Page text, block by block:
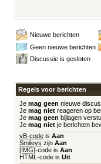
Nieuwe berichten
Geen nieuwe berichten
Discussie is gesloten
Regels voor berichten
Je mag geen nieuwe
Je mag niet reageren op
Je mag geen bijlagen
Je mag niet je berichten
vB-code is Aan
Smileys zijn Aan
[IMG]-code is Aan
HTML-code is Uit